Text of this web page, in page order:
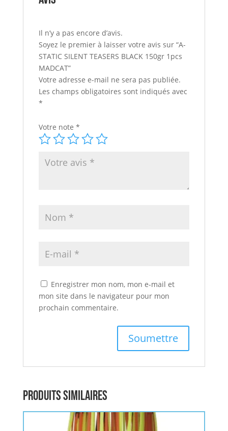
Il n’y a pas encore d’avis.
Soyez le premier à laisser votre avis sur “A-
STATIC SILENT TEASERS BLACK 150gr 1pcs
MADCAT”
Votre adresse e-mail ne sera pas publiée.
Les champs obligatoires sont indiqués avec
*
Votre note *
Enregistrer mon nom, mon e-mail et
mon site dans le navigateur pour mon
prochain commentaire.
Produits similaires